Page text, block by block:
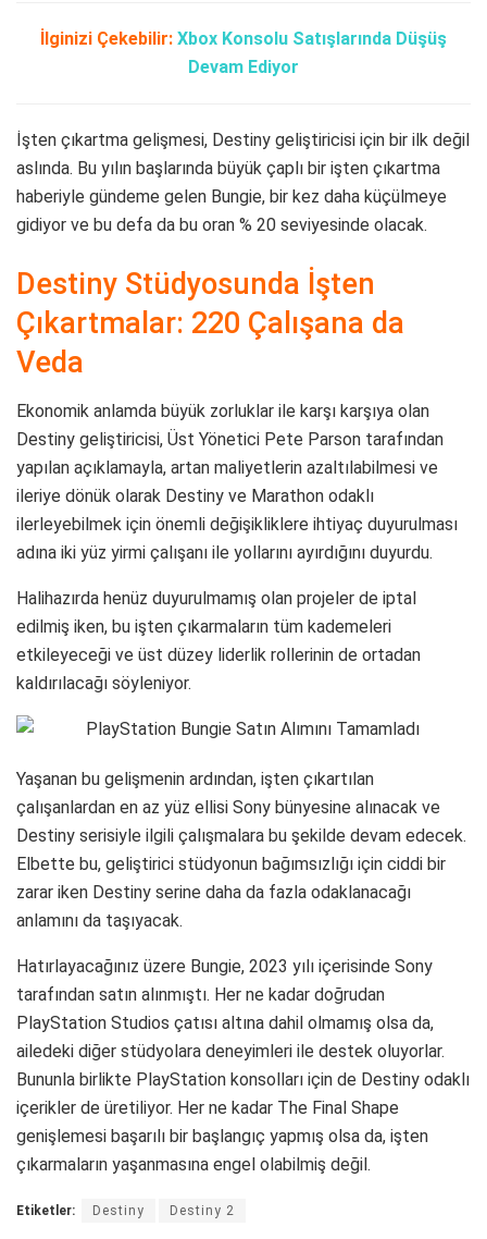
İlginizi Çekebilir: Xbox Konsolu Satışlarında Düşüş
Devam Ediyor
İşten çıkartma gelişmesi, Destiny geliştiricisi için bir ilk değil
aslında. Bu yılın başlarında büyük çaplı bir işten çıkartma
haberiyle gündeme gelen Bungie, bir kez daha küçülmeye
gidiyor ve bu defa da bu oran % 20 seviyesinde olacak.
Destiny Stüdyosunda İşten
Çıkartmalar: 220 Çalışana da
Veda
Ekonomik anlamda büyük zorluklar ile karşı karşıya olan
Destiny geliştiricisi, Üst Yönetici Pete Parson tarafından
yapılan açıklamayla, artan maliyetlerin azaltılabilmesi ve
ileriye dönük olarak Destiny ve Marathon odaklı
ilerleyebilmek için önemli değişikliklere ihtiyaç duyurulması
adına iki yüz yirmi çalışanı ile yollarını ayırdığını duyurdu.
Halihazırda henüz duyurulmamış olan projeler de iptal
edilmiş iken, bu işten çıkarmaların tüm kademeleri
etkileyeceği ve üst düzey liderlik rollerinin de ortadan
kaldırılacağı söyleniyor.
Yaşanan bu gelişmenin ardından, işten çıkartılan
çalışanlardan en az yüz ellisi Sony bünyesine alınacak ve
Destiny serisiyle ilgili çalışmalara bu şekilde devam edecek.
Elbette bu, geliştirici stüdyonun bağımsızlığı için ciddi bir
zarar iken Destiny serine daha da fazla odaklanacağı
anlamını da taşıyacak.
Hatırlayacağınız üzere Bungie, 2023 yılı içerisinde Sony
tarafından satın alınmıştı. Her ne kadar doğrudan
PlayStation Studios çatısı altına dahil olmamış olsa da,
ailedeki diğer stüdyolara deneyimleri ile destek oluyorlar.
Bununla birlikte PlayStation konsolları için de Destiny odaklı
içerikler de üretiliyor. Her ne kadar The Final Shape
genişlemesi başarılı bir başlangıç yapmış olsa da, işten
çıkarmaların yaşanmasına engel olabilmiş değil.
Etiketler: Destiny Destiny 2